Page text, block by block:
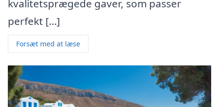
kvalitetsprægede gaver, som passer
perfekt […]
Forsæt med at læse